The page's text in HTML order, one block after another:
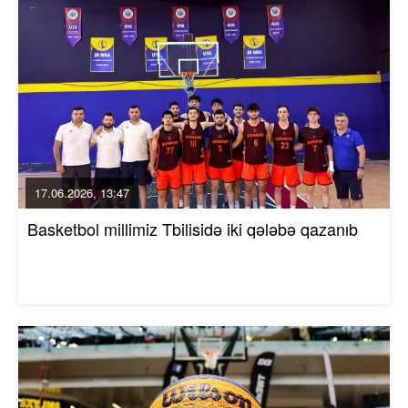
17.06.2026, 13:47
Basketbol millimiz Tbilisidə iki qələbə qazanıb